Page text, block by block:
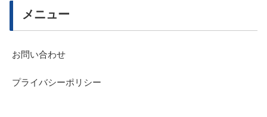
メニュー
お問い合わせ
プライバシーポリシー